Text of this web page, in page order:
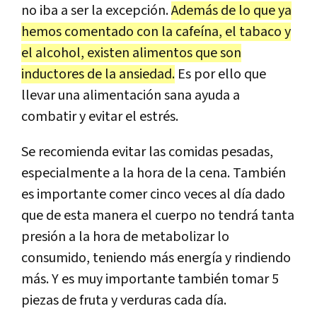
no iba a ser la excepción.Además de lo que ya
hemos comentado con la cafeína, el tabaco y
el alcohol, existen alimentos que son
inductores de la ansiedad. Es por ello que
llevar una alimentación sana ayuda a
combatir y evitar el estrés.
Se recomienda evitar las comidas pesadas,
especialmente a la hora de la cena. También
es importante comer cinco veces al día dado
que de esta manera el cuerpo no tendrá tanta
presión a la hora de metabolizar lo
consumido, teniendo más energía y rindiendo
más. Y es muy importante también tomar 5
piezas de fruta y verduras cada día.